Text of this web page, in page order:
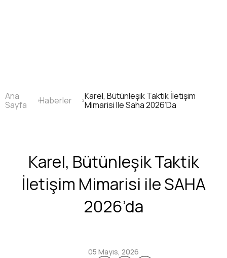
Sayfa
yolu
Ana
Sayfa
Haberler
Karel, Bütünleşik Taktik İletişim
Mimarisi Ile Saha 2026’Da
Karel, Bütünleşik Taktik
İletişim Mimarisi ile SAHA
2026’da
05 Mayıs, 2026